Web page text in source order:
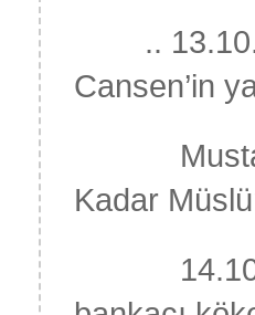
..
Cansen’in
Mustafa
Kadar